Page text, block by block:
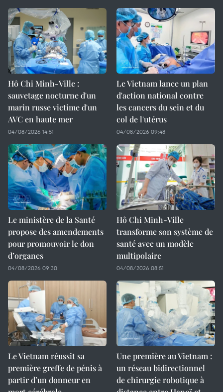
Hô Chi Minh-Ville :
sauvetage nocturne d'un
marin russe victime d'un
AVC en haute mer
04/08/2026 14:51
Le Vietnam lance un plan
d'action national contre
les cancers du sein et du
col de l'utérus
04/08/2026 09:48
Le ministère de la Santé
propose des amendements
pour promouvoir le don
d’organes
04/08/2026 09:30
Hô Chi Minh-Ville
transforme son système de
santé avec un modèle
multipolaire
04/08/2026 08:51
Le Vietnam réussit sa
première greffe de pénis à
partir d’un donneur en
Une première au Vietnam :
un réseau bidirectionnel
de chirurgie robotique à